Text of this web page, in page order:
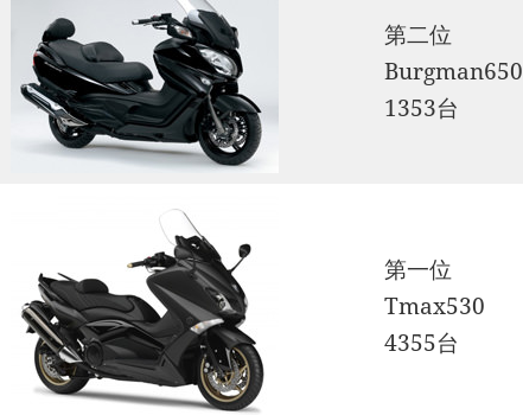
第二位
Burgman650
1353台
第一位
Tmax530
4355台